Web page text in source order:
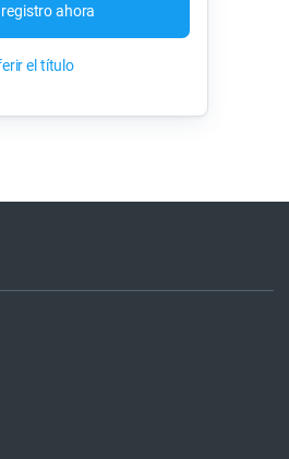
registro ahora
el título